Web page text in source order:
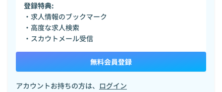
登録特典:
・求人情報のブックマーク
・高度な求人検索
・スカウトメール受信
無料会員登録
アカウントお持ちの方は、 ログイン